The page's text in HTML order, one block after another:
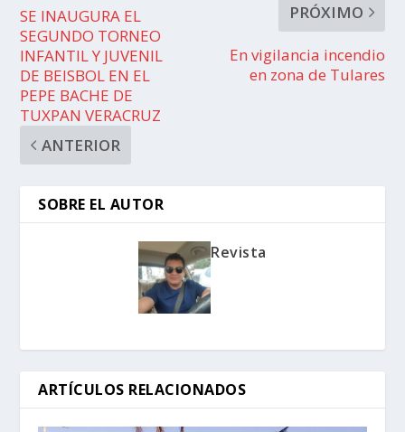
SE INAUGURA EL
SEGUNDO TORNEO
INFANTIL Y JUVENIL
DE BEISBOL EN EL
PEPE BACHE DE
TUXPAN VERACRUZ
ANTERIOR
PRÓXIMO
En vigilancia incendio
en zona de Tulares
SOBRE EL AUTOR
Revista
ARTÍCULOS RELACIONADOS